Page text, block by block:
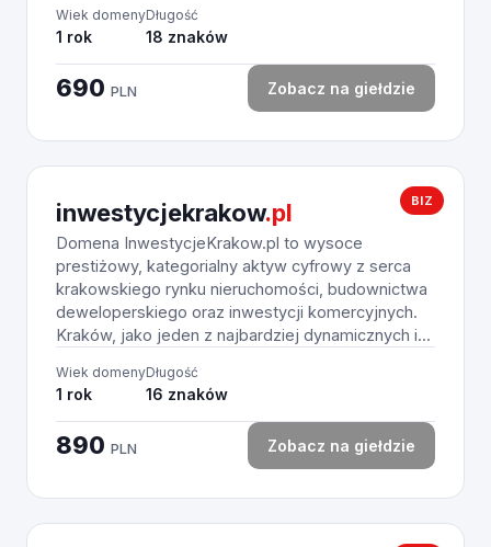
Wiek domeny
1 rok
Długość
18 znaków
690 PLN Zobacz na giełdzie
BIZ
inwestycjekrakow.pl
Domena InwestycjeKrakow.pl to wysoce
prestiżowy, kategorialny aktyw cyfrowy z serca
krakowskiego rynku nieruchomości, budownictwa
deweloperskiego oraz inwestycji komercyjnych.
Kraków, jako jeden z najbardziej dynamicznych i...
Wiek domeny
1 rok
Długość
16 znaków
890 PLN Zobacz na giełdzie